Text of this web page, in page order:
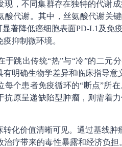
现，不同集群存在独特的代谢
酸代谢。其中，丝氨酸代谢关
显著降低癌细胞表面PD-L1及免
抑制微环境。
于跳出传统“热”与“冷”的二元
有明确生物学差异和临床指导
每个患者免疫循环的“断点”所
抗原呈递缺陷型肿瘤，则需着
转化价值清晰可见。通过基线
治疗带来的毒性暴露和经济负